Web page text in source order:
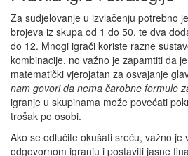
Za sudjelovanje u izvlačenju potrebno
brojeva iz skupa od 1 do 50, te dva
do 12. Mnogi igrači koriste razne
kombinacije, no važno je zapamtiti da
matematički vjerojatan za osvajanje
nam govori da nema čarobne formule
igranje u skupinama može povećati
trošak po osobi.
Ako se odlučite okušati sreću, važno je
odgovornom igranju i postaviti jasne